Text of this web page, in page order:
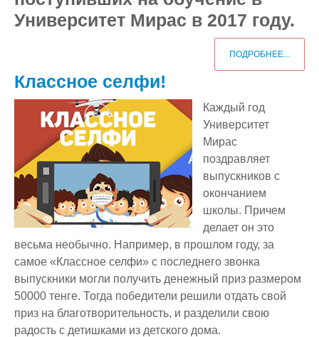
Внедрение результатов НИР
Отдел международного сотрудничества
Отдел организации практик
Отдел офис регистратора
Отдел дистанционных образовательных технологий
Центр тестирования
Учебно-методическое управление
Центр карьеры
Центр неформального и дополнительного образования
Видеогалерея
Психологическая помощь
Студенческие научные конференции
Неформальное обучение
Массовые открытые онлайн-курсы
Студенческие научные кружки
Конкурсы
Бизнес инкубатор
Приемные часы отделов и руководства
Университет Мирас в 2017 году.
ПОДРОБНЕЕ...
Классное селфи!
Каждый год
Университет
Мирас
поздравляет
выпускников с
окончанием
школы. Причем
делает он это
весьма необычно. Например, в прошлом году, за
самое «Классное селфи» с последнего звонка
выпускники могли получить денежный приз размером
50000 тенге. Тогда победители решили отдать свой
приз на благотворительность, и разделили свою
радость с детишками из детского дома.